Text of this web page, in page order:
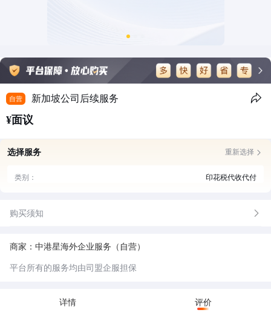
自营 新加坡公司后续服务
¥面议
选择服务 重新选择
类别： 印花税代收代付
购买须知
商家：中港星海外企业服务（自营）
平台所有的服务均由司盟企服担保
详情 评价